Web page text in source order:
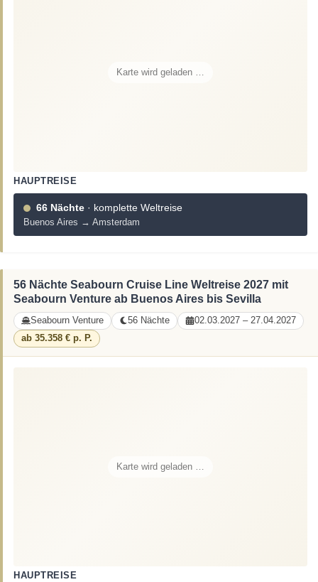
Karte wird geladen …
HAUPTREISE
66 Nächte · komplette Weltreise
Buenos Aires → Amsterdam
56 Nächte Seabourn Cruise Line Weltreise 2027 mit
Seabourn Venture ab Buenos Aires bis Sevilla
Seabourn Venture 56 Nächte
02.03.2027 – 27.04.2027
ab 35.358 € p. P.
Karte wird geladen …
HAUPTREISE